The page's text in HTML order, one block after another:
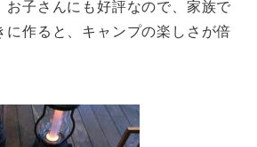
お子さんにも好評なので、家族で
に作ると、キャンプの楽しさが倍